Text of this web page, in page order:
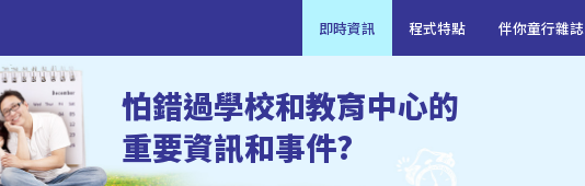
即時資訊 程式特點 伴你童行雜誌
怕錯過學校和教育中心的
重要資訊和事件?